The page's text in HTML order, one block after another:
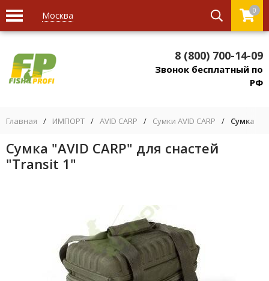
Москва 0
8 (800) 700-14-09
Звонок бесплатный по
РФ
Главная / ИМПОРТ / AVID CARP / Сумки AVID CARP / Сумка
Сумка "AVID CARP" для снастей
"Transit 1"